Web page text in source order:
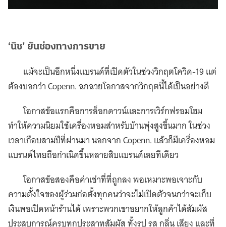
‘นิช’ ยันช่องทางการขาย
แม้จะเป็นอีกหนึ่งแบรนด์ที่เปิดตัวในช่วงวิกฤตโควิด-19 แต่
ต้องบอกว่า Copenn. ฉกฉวยโอกาสจากวิกฤตนี้ได้เป็นอย่างดี
โอกาสข้อแรกคือการล็อกดาวน์และการเวิร์กฟรอมโฮม
ทำให้ความนิยมใช้เครื่องหอมสำหรับบ้านพุ่งสูงขึ้นมาก ในช่วง
เวลาเกือบสามปีที่ผ่านมา นอกจาก Copenn. แล้วก็มีเครื่องหอม
แบรนด์ไทยถือกำเนิดขึ้นหลายสิบแบรนด์เลยทีเดียว
โอกาสข้อสองคือค่าเช่าที่ที่ถูกลง พอเหมาะพอเจาะกับ
ความตั้งใจของผู้ร่วมก่อตั้งทุกคนว่าจะไม่เปิดตัวจนกว่าจะเก็บ
เงินพอเปิดหน้าร้านได้ เพราะพวกเขาอยากให้ลูกค้าได้สัมผัส
ประสบการณ์ครบทุกประสาทสัมผัส ทั้งรูป รส กลิ่น เสียง และที่